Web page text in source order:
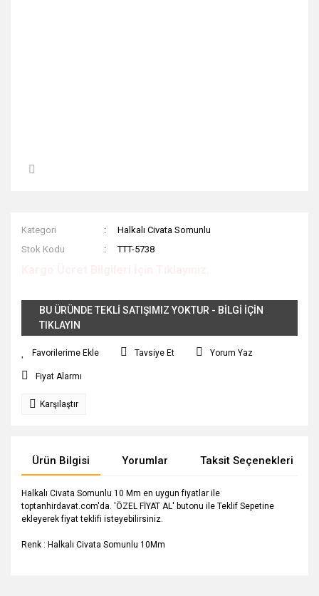
Kategori
Halkalı Civata Somunlu
Stok Kodu
TTT-5738
BU ÜRÜNDE TEKLİ SATIŞIMIZ YOKTUR - BİLGİ İÇİN
TIKLAYIN
Tavsiye Et Yorum Yaz
Fiyat Alarmı
Karşılaştır
Ürün Bilgisi Yorumlar Taksit Seçenekleri
Halkalı Civata Somunlu 10 Mm en uygun fiyatlar ile
toptanhirdavat.com'da. 'ÖZEL FİYAT AL' butonu ile Teklif Sepetine
ekleyerek fiyat teklifi isteyebilirsiniz.
Renk : Halkalı Civata Somunlu 10Mm